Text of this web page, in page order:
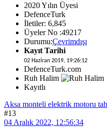
2020 Yılın Üyesi
DefenceTurk
İletiler: 6,845
Üyeler No :49217
Durumu:Çevrimdışı
Kayıt Tarihi
02 Haziran 2019, 19:26:12
DefenceTurk.com
Ruh Halim
Kayıtlı
Aksa monteli elektrik motoru
#13
04 Aralık 2022, 12:56:34